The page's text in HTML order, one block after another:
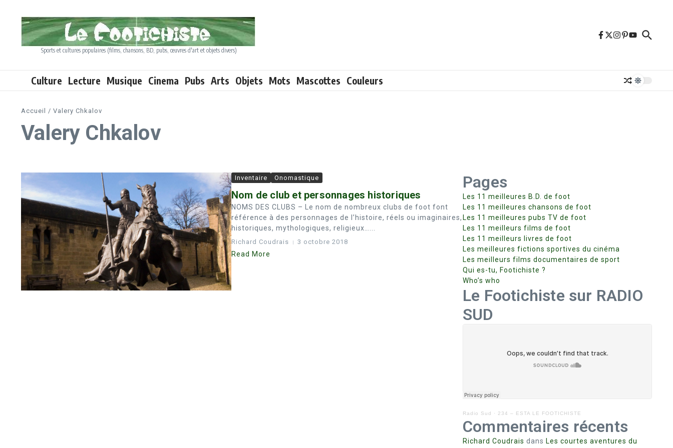
Sports et cultures populaires (films, chansons, BD, pubs, œuvres d'art et objets divers)
Culture Lecture Musique Cinema Pubs Arts Objets Mots Mascottes Couleurs
Accueil / Valery Chkalov
Valery Chkalov
Inventaire Onomastique
Nom de club et personnages historiques
NOMS DES CLUBS – Le nom de nombreux clubs de foot font
référence à des personnages de l’histoire, réels ou imaginaires,
historiques, mythologiques, religieux…...
Richard Coudrais 3 octobre 2018
Read More
Pages
Les 11 meilleures B.D. de foot
Les 11 meilleures chansons de foot
Les 11 meilleures pubs TV de foot
Les 11 meilleurs films de foot
Les 11 meilleurs livres de foot
Les meilleures fictions sportives du cinéma
Les meilleurs films documentaires de sport
Qui es-tu, Footichiste ?
Who’s who
Le Footichiste sur RADIO
SUD
Radio Sud · 234 – ESTA LE FOOTICHISTE
Commentaires récents
Richard Coudrais dans Les courtes aventures du